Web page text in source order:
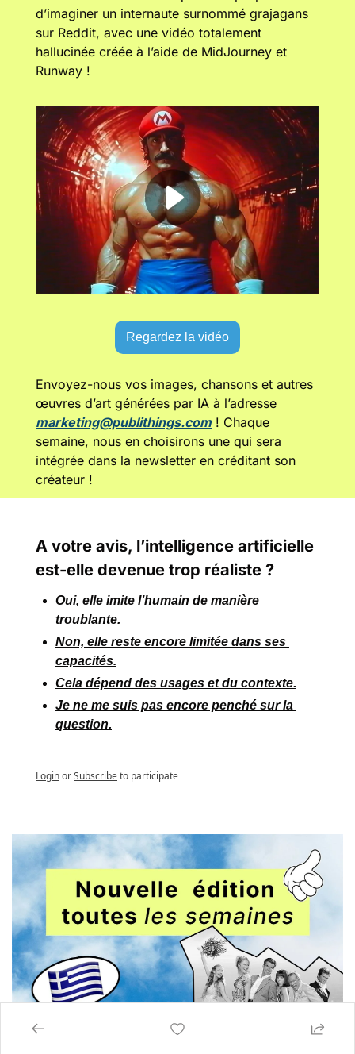
d’imaginer un internaute surnommé grajagans
sur Reddit, avec une vidéo totalement
hallucinée créée à l’aide de MidJourney et
Runway !
Regardez la vidéo
Envoyez-nous vos images, chansons et autres
marketing@publithings.com ! Chaque
semaine, nous en choisirons une qui sera
intégrée dans la newsletter en créditant son
créateur !
A votre avis, l’intelligence artificielle
est-elle devenue trop réaliste ?
Oui, elle imite l’humain de manière
troublante.
Non, elle reste encore limitée dans ses
capacités.
Cela dépend des usages et du contexte.
Je ne me suis pas encore penché sur la
question.
LoginorSubscribeto participate